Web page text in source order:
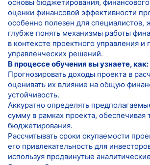
основы бюджетирования, финансового
оценки финансовой эффективности
особенно полезен для специалистов,
глубже понять механизмы работы
в контексте проектного управления и
управленческих решений.
В процессе обучения вы узнаете, как:
Прогнозировать доходы проекта в
оценивать их влияние на общую
устойчивость.
Аккуратно определять
сумму в рамках проекта, обеспечивая
бюджетирования.
Рассчитывать сроки окупаемости
его привлекательность для
используя продвинутые